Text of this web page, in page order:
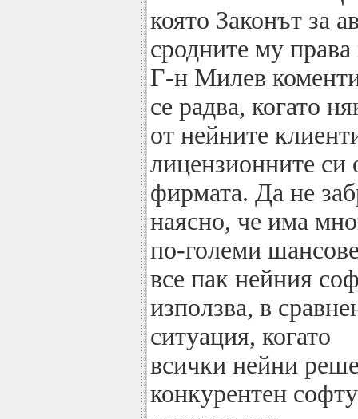
която Законът за
сродните му права
Г-н Милев
се радва, когато
от нейните
лицензионните си
фирмата. Да не
наясно, че има
по-големи
все пак нейния
използва, в
ситуация, когато
всички нейни
конкурентен